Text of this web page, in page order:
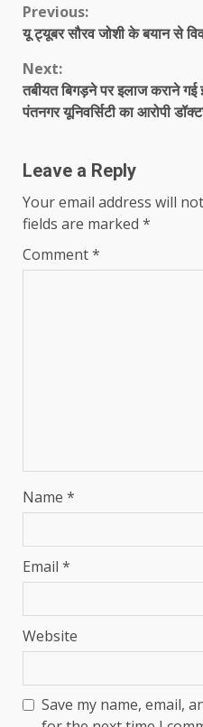
Continue
Reading
Previous:
यू ट्यूबर सौरव जोशी के बयान से
Next:
तबीयत बिगड़ने पर इलाज कराने गई
पंतनगर यूनिवर्सिटी का आरोपी
Leave a Reply
Your email address will
fields are marked *
Comment*
Name *
Email *
Website
Save my name, email,